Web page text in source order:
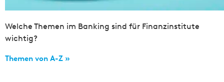
Welche Themen im Banking sind für Finanzinstitute
wichtig?
Themen von A-Z »